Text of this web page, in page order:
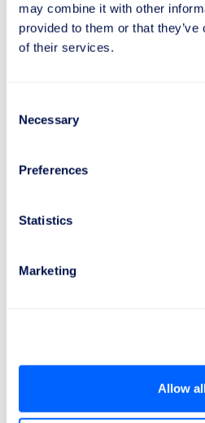
may combine it with other
provided to them or that
of their services.
Selection
Necessary
Preferences
Statistics
Marketing
Allow
1
Bastano 2 minuti per
risarcimento e inviare la
compagnie aeree e le